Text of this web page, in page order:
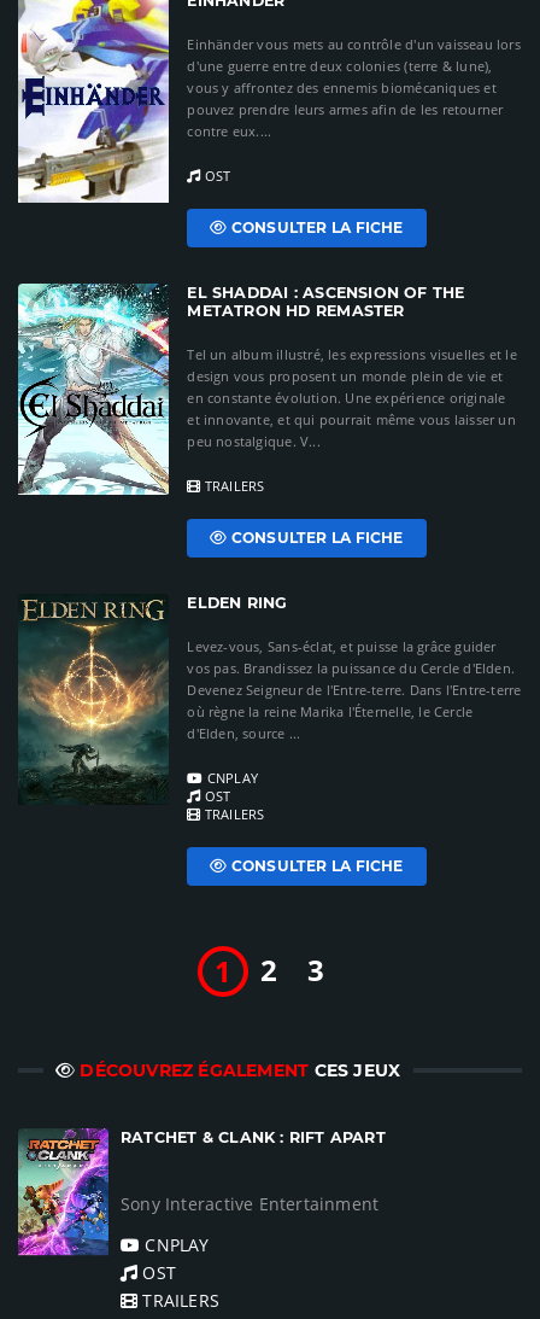
Einhänder vous mets au contrôle d'un vaisseau lors
d'une guerre entre deux colonies (terre & lune),
vous y affrontez des ennemis biomécaniques et
pouvez prendre leurs armes afin de les retourner
contre eux....
OST
CONSULTER LA FICHE
EL SHADDAI : ASCENSION OF THE
METATRON HD REMASTER
Tel un album illustré, les expressions visuelles et le
design vous proposent un monde plein de vie et
en constante évolution. Une expérience originale
et innovante, et qui pourrait même vous laisser un
peu nostalgique. V...
TRAILERS
CONSULTER LA FICHE
ELDEN RING
Levez-vous, Sans-éclat, et puisse la grâce guider
vos pas. Brandissez la puissance du Cercle d'Elden.
Devenez Seigneur de l'Entre-terre. Dans l'Entre-terre
où règne la reine Marika l'Éternelle, le Cercle
d'Elden, source ...
CNPLAY
OST
TRAILERS
CONSULTER LA FICHE
1 2 3
DÉCOUVREZ ÉGALEMENT CES JEUX
RATCHET & CLANK : RIFT APART
Sony Interactive Entertainment
CNPLAY
OST
TRAILERS